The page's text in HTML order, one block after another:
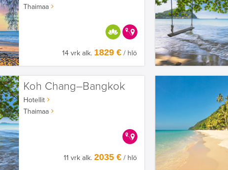
Thaimaa
HYVÄÄN OLOON
KERRALLA ENEMMÄN
14 vrk alk. 1829 € / hlö
Koh Chang–Bangkok
Hotellit
Thaimaa
KERRALLA ENEMMÄN
11 vrk alk.2035 € / hlö